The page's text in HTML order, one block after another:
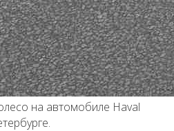
на автомобиле Haval